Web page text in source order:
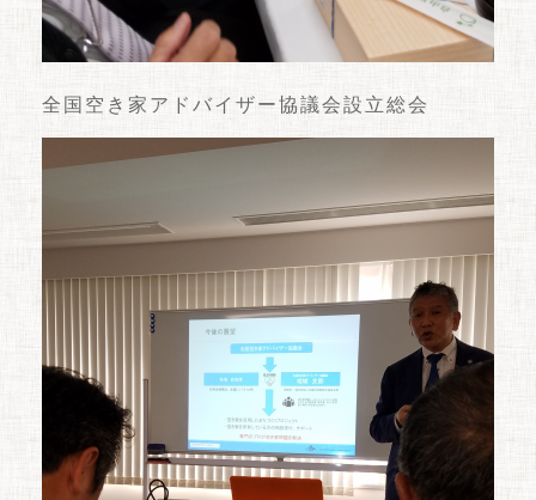
全国空き家アドバイザー協議会設立総会